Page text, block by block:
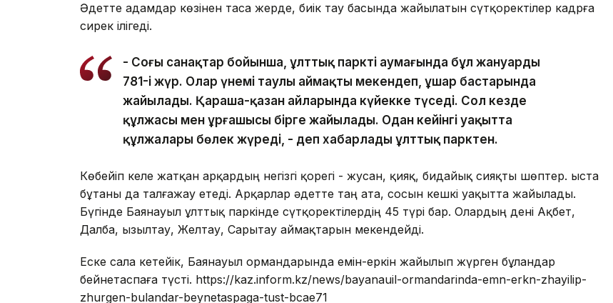
Әдетте адамдар көзінен таса жерде, биік тау басында жайылатын сүтқоректілер кадрға
сирек ілігеді.
- Соңғы санақтар бойынша, ұлттық парктің аумағында бұл жануардың
781-і жүр. Олар үнемі таулы аймақты мекендеп, ұшар бастарында
жайылады. Қараша-қазан айларында күйекке түседі. Сол кезде
құлжасы мен ұрғашысы бірге жайылады. Одан кейінгі уақытта
құлжалары бөлек жүреді, - деп хабарлады ұлттық парктен.
Көбейіп келе жатқан арқардың негізгі қорегі - жусан, қияқ, бидайық сияқты шөптер. Қыста
бұтаны да талғажау етеді. Арқарлар әдетте таң ата, сосын кешкі уақытта жайылады.
Бүгінде Баянауыл ұлттық паркінде сүтқоректілердің 45 түрі бар. Олардың дені Ақбет,
Далба, Қызылтау, Желтау, Сарытау аймақтарын мекендейді.
Еске сала кетейік, Баянауыл ормандарында емін-еркін жайылып жүрген бұландар
бейнетаспаға түсті. https://kaz.inform.kz/news/bayanauil-ormandarinda-emn-erkn-zhayilip-
zhurgen-bulandar-beynetaspaga-tust-bcae71